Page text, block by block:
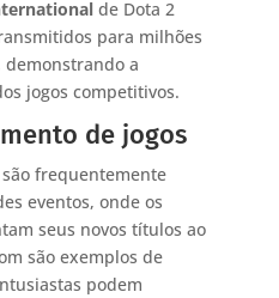
de Dota 2
para milhões
demonstrando a
jogos competitivos.
de jogos
frequentemente
eventos, onde os
seus novos títulos ao
são exemplos de
podem